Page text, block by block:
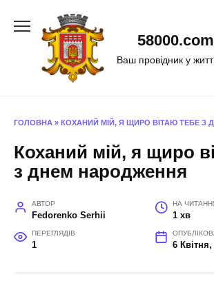
Ваш провідник у
ГОЛОВНА » КОХАНИЙ МІЙ, Я ЩИРО ВІТАЮ ТЕБЕ З
Коханий мій, я щиро
з днем народження
АВТОР
Fedorenko Serhii
НА
1 хв
ПЕРЕГЛЯДІВ
1 6 Квітня,